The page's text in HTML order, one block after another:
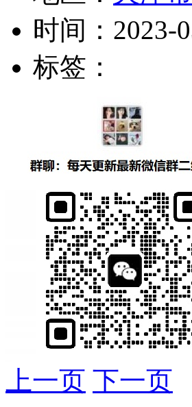
时间： 2023-
标签：
上一页 下一页